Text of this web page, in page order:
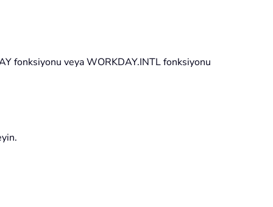
fonksiyonu veya WORKDAY.INTL fonksiyonu